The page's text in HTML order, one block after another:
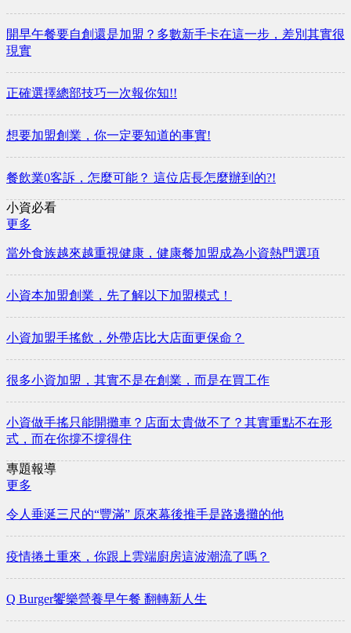
開早午餐要自創還是加盟？多數新手卡在這一步，差別其實很
現實
正確選擇總部技巧一次報你知!!
想要加盟創業，你一定要知道的事實!
餐飲業0客訴，怎麼可能？ 這位店長怎麼辦到的?!
小資必看
更多
當外食族越來越重視健康，健康餐加盟成為小資熱門選項
小資本加盟創業，先了解以下加盟模式！
小資加盟手搖飲，外帶店比大店面更保命？
很多小資加盟，其實不是在創業，而是在買工作
小資做手搖只能開攤車？店面太貴做不了？其實重點不在形
式，而在你撐不撐得住
專題報導
更多
令人垂涎三尺的“豐滿” 原來幕後推手是路邊攤的他
疫情捲土重來，你跟上雲端廚房這波潮流了嗎？
Q Burger饗樂營養早午餐 翻轉新人生